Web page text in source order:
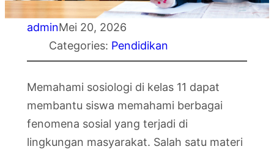
adminMei 20, 2026
Categories: Pendidikan
Memahami sosiologi di kelas 11 dapat
membantu siswa memahami berbagai
fenomena sosial yang terjadi di
lingkungan masyarakat. Salah satu materi